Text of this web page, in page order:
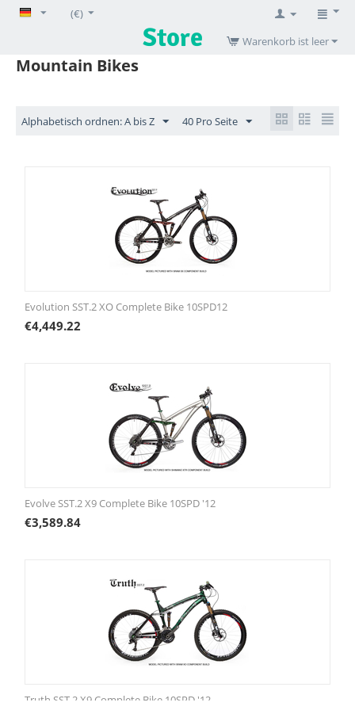
(€)
Warenkorb ist leer
Mountain Bikes
Alphabetisch ordnen: A bis Z 40 Pro Seite
Evolution SST.2 XO Complete Bike 10SPD12
€4,449.22
Evolve SST.2 X9 Complete Bike 10SPD '12
€3,589.84
Truth SST.2 X9 Complete Bike 10SPD '12